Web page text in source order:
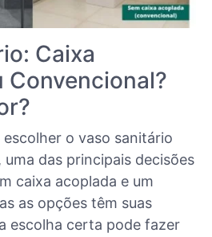
Caixa
Convencional?
o vaso sanitário
uma das principais decisões
caixa acoplada e um
as opções têm suas
escolha certa pode fazer